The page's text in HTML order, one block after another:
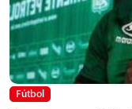
Fútbol